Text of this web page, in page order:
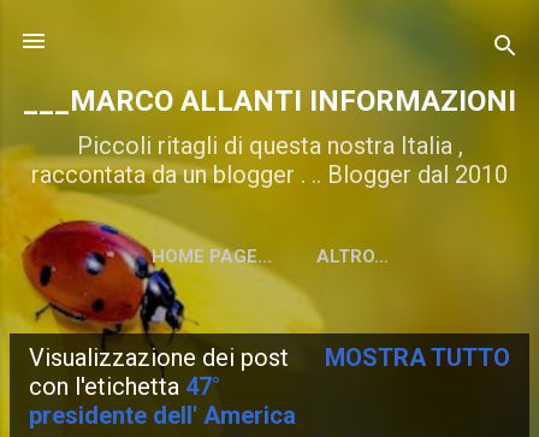
___MARCO ALLANTI INFORMAZIONI
Piccoli ritagli di questa nostra Italia ,
raccontata da un blogger . .. Blogger dal 2010
HOME PAGE... ALTRO…
P
Visualizzazione dei post
con l'etichetta 47°
presidente dell' America
MOSTRA TUTTO